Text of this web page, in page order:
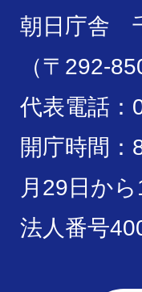
朝日庁舎
（〒292-
代表電話：
開庁時間
月29日から
法人番号